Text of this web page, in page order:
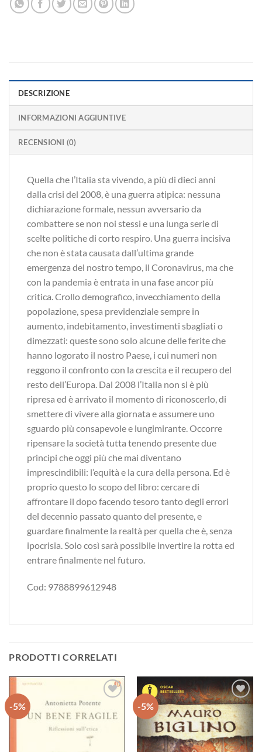
DESCRIZIONE
INFORMAZIONI AGGIUNTIVE
RECENSIONI (0)
Quella che l’Italia sta vivendo, a più di dieci anni
dalla crisi del 2008, è una guerra atipica: nessuna
dichiarazione formale, nessun avversario da
combattere se non noi stessi e una lunga serie di
scelte politiche di corto respiro. Una guerra incisiva
che non è stata causata dall’ultima grande
emergenza del nostro tempo, il Coronavirus, ma che
con la pandemia è entrata in una fase ancor più
critica. Crollo demografico, invecchiamento della
popolazione, spesa previdenziale sempre in
aumento, indebitamento, investimenti sbagliati o
dimezzati: queste sono solo alcune delle ferite che
hanno logorato il nostro Paese, i cui numeri non
reggono il confronto con la crescita e il recupero del
resto dell’Europa. Dal 2008 l’Italia non si è più
ripresa ed è arrivato il momento di riconoscerlo, di
smettere di vivere alla giornata e assumere uno
sguardo più consapevole e lungimirante. Occorre
ripensare la società tutta tenendo presente due
principi che oggi più che mai diventano
imprescindibili: l’equità e la cura della persona. Ed è
proprio questo lo scopo del libro: cercare di
affrontare il dopo facendo tesoro tanto degli errori
del decennio passato quanto del presente, e
guardare finalmente la realtà per quella che è, senza
ipocrisia. Solo così sarà possibile invertire la rotta ed
entrare finalmente nel futuro.
Cod: 9788899612948
PRODOTTI CORRELATI
-5% -5%
Aggiungi
alla lista
dei